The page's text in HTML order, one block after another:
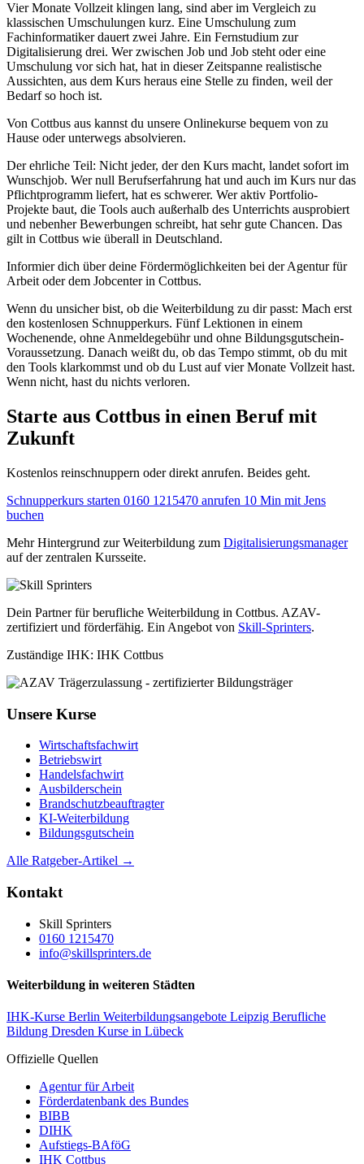
Vier Monate Vollzeit klingen lang, sind aber im Vergleich zu
klassischen Umschulungen kurz. Eine Umschulung zum
Fachinformatiker dauert zwei Jahre. Ein Fernstudium zur
Digitalisierung drei. Wer zwischen Job und Job steht oder eine
Umschulung vor sich hat, hat in dieser Zeitspanne realistische
Aussichten, aus dem Kurs heraus eine Stelle zu finden, weil der
Bedarf so hoch ist.
Von Cottbus aus kannst du unsere Onlinekurse bequem von zu
Hause oder unterwegs absolvieren.
Der ehrliche Teil: Nicht jeder, der den Kurs macht, landet sofort im
Wunschjob. Wer null Berufserfahrung hat und auch im Kurs nur das
Pflichtprogramm liefert, hat es schwerer. Wer aktiv Portfolio-
Projekte baut, die Tools auch außerhalb des Unterrichts ausprobiert
und nebenher Bewerbungen schreibt, hat sehr gute Chancen. Das
gilt in Cottbus wie überall in Deutschland.
Informier dich über deine Fördermöglichkeiten bei der Agentur für
Arbeit oder dem Jobcenter in Cottbus.
Wenn du unsicher bist, ob die Weiterbildung zu dir passt: Mach erst
den kostenlosen Schnupperkurs. Fünf Lektionen in einem
Wochenende, ohne Anmeldegebühr und ohne Bildungsgutschein-
Voraussetzung. Danach weißt du, ob das Tempo stimmt, ob du mit
den Tools klarkommst und ob du Lust auf vier Monate Vollzeit hast.
Wenn nicht, hast du nichts verloren.
Starte aus Cottbus in einen Beruf mit
Zukunft
Kostenlos reinschnuppern oder direkt anrufen. Beides geht.
Schnupperkurs starten 0160 1215470 anrufen 10 Min mit Jens
buchen
Mehr Hintergrund zur Weiterbildung zum Digitalisierungsmanager
auf der zentralen Kursseite.
Dein Partner für berufliche Weiterbildung in Cottbus. AZAV-
zertifiziert und förderfähig. Ein Angebot von Skill-Sprinters.
Zuständige IHK: IHK Cottbus
Unsere Kurse
Wirtschaftsfachwirt
Betriebswirt
Handelsfachwirt
Ausbilderschein
Brandschutzbeauftragter
KI-Weiterbildung
Bildungsgutschein
Alle Ratgeber-Artikel →
Kontakt
Skill Sprinters
0160 1215470
info@skillsprinters.de
Weiterbildung in weiteren Städten
IHK-Kurse Berlin Weiterbildungsangebote Leipzig Berufliche
Bildung Dresden Kurse in Lübeck
Offizielle Quellen
Agentur für Arbeit
Förderdatenbank des Bundes
BIBB
DIHK
Aufstiegs-BAföG
IHK Cottbus